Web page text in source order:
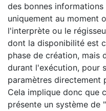
des bonnes
uniquement au moment
l'interprète ou le
dont la disponibilité est
phase de création, mais
durant l'exécution, pour
paramètres directement
Cela implique donc que
présente un système de